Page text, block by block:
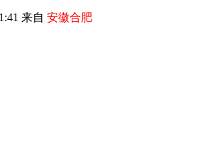
来自 安徽合肥